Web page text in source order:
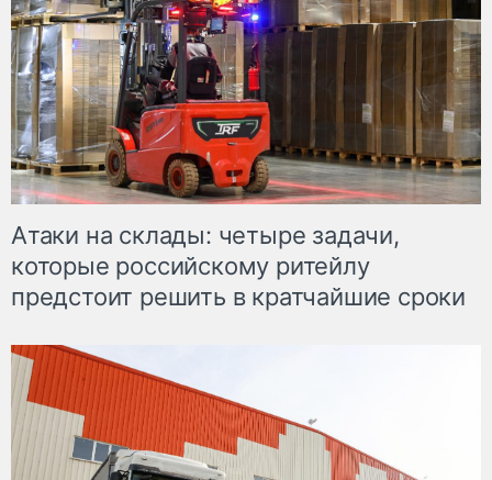
Атаки на склады: четыре задачи,
которые российскому ритейлу
предстоит решить в кратчайшие сроки